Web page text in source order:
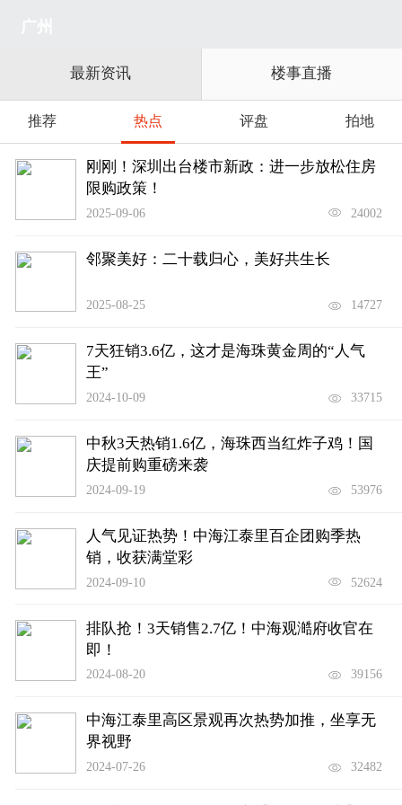
最新资讯 楼事直播
推荐 热点 评盘 拍地
刚刚！深圳出台楼市新政：进一步放松住房
限购政策！
2025-09-06 24002
邻聚美好：二十载归心，美好共生长
2025-08-25 14727
7天狂销3.6亿，这才是海珠黄金周的“人气
王”
2024-10-09 33715
中秋3天热销1.6亿，海珠西当红炸子鸡！国
庆提前购重磅来袭
2024-09-19 53976
人气见证热势！中海江泰里百企团购季热
销，收获满堂彩
2024-09-10 52624
排队抢！3天销售2.7亿！中海观澔府收官在
即！
2024-08-20 39156
中海江泰里高区景观再次热势加推，坐享无
界视野
2024-07-26 32482